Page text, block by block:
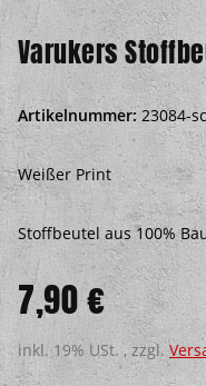
Varukers
Artikelnummer:23084-
Weißer Print
Stoffbeutel aus 100%
7,90 €
inkl. 19% USt. , zzgl.